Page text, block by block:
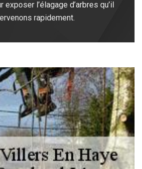
l’élagage d’arbres qu’il
rapidement.